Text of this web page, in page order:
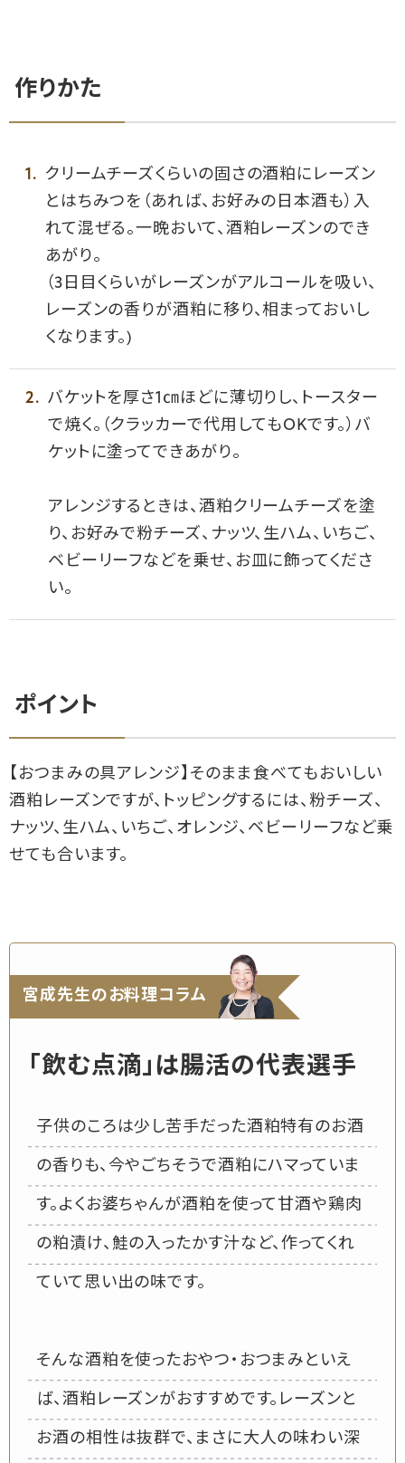
作りかた
クリームチーズくらいの固さの酒粕にレーズン
とはちみつを（あれば、お好みの日本酒も）入
れて混ぜる。一晩おいて、酒粕レーズンのでき
あがり。
（3日目くらいがレーズンがアルコールを吸い、
レーズンの香りが酒粕に移り、相まっておいし
くなります。)
バケットを厚さ1㎝ほどに薄切りし、トースター
で焼く。（クラッカーで代用してもOKです。）バ
ケットに塗ってできあがり。
アレンジするときは、酒粕クリームチーズを塗
り、お好みで粉チーズ、ナッツ、生ハム、いちご、
ベビーリーフなどを乗せ、お皿に飾ってくださ
い。
ポイント
【おつまみの具アレンジ】そのまま食べてもおいしい
酒粕レーズンですが、トッピングするには、粉チーズ、
ナッツ、生ハム、いちご、オレンジ、ベビーリーフなど乗
せても合います。
宮成先生のお料理コラム
「飲む点滴」は腸活の代表選手
子供のころは少し苦手だった酒粕特有のお酒
の香りも、今やごちそうで酒粕にハマっていま
す。よくお婆ちゃんが酒粕を使って甘酒や鶏肉
の粕漬け、鮭の入ったかす汁など、作ってくれ
ていて思い出の味です。
そんな酒粕を使ったおやつ・おつまみといえ
ば、酒粕レーズンがおすすめです。レーズンと
お酒の相性は抜群で、まさに大人の味わい深